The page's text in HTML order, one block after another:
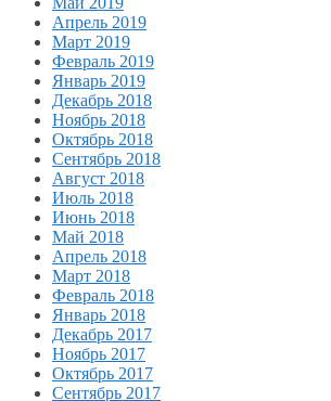
Апрель 2019
Март 2019
Февраль 2019
Январь 2019
Декабрь 2018
Ноябрь 2018
Октябрь 2018
Сентябрь 2018
Август 2018
Июль 2018
Июнь 2018
Май 2018
Апрель 2018
Март 2018
Февраль 2018
Январь 2018
Декабрь 2017
Ноябрь 2017
Октябрь 2017
Сентябрь 2017